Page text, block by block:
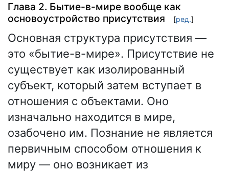
Глава 2. Бытие-в-мире вообще как
основоустройство присутствия
[ред.]
Основная структура присутствия —
это «бытие-в-мире». Присутствие не
существует как изолированный
субъект, который затем вступает в
отношения с объектами. Оно
изначально находится в мире,
озабочено им. Познание не является
первичным способом отношения к
миру — оно возникает из